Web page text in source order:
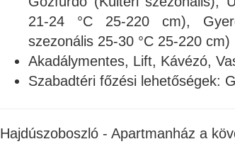
21-24 °C 25-220 cm),
szezonális 25-30 °C 25-220 cm)
Akadálymentes, Lift, Kávézó,
Szabadtéri főzési lehetőségek:
Hajdúszoboszló - Apartmanház a